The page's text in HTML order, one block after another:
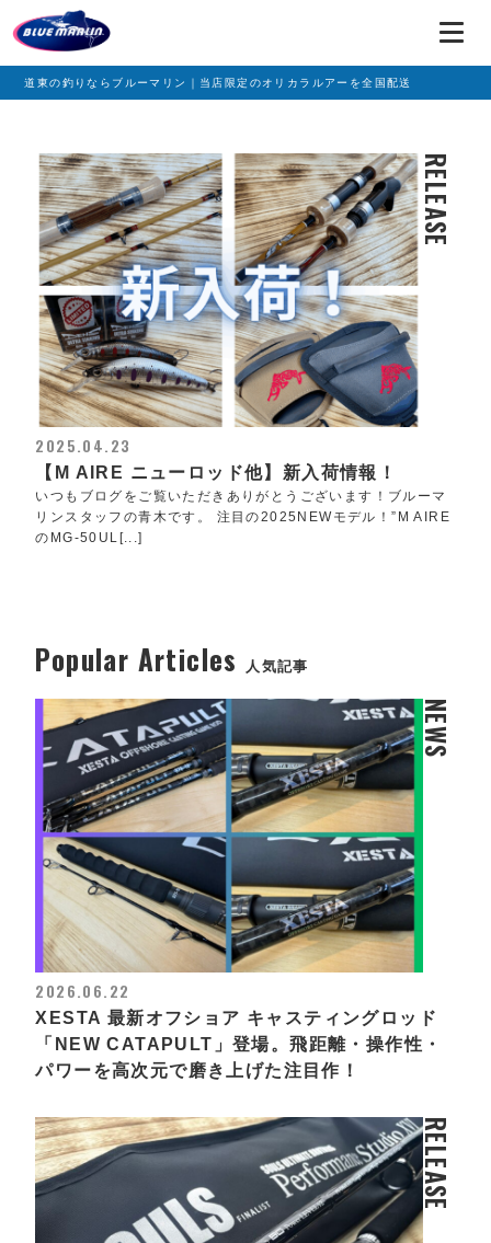
道東の釣りならブルーマリン｜当店限定のオリカラルアーを全国配送
RELEASE
2025.04.23
【M AIRE ニューロッド他】新入荷情報！
いつもブログをご覧いただきありがとうございます！ブルーマ
リンスタッフの青木です。 注目の2025NEWモデル！”M AIRE
のMG-50UL[...]
Popular Articles 人気記事
NEWS
2026.06.22
XESTA 最新オフショア キャスティングロッド
「NEW CATAPULT」登場。飛距離・操作性・
パワーを高次元で磨き上げた注目作！
RELEASE